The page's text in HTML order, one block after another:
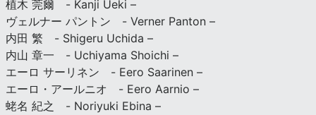
植木 莞爾 - Kanji Ueki –
ヴェルナー パントン - Verner Panton –
内田 繁 - Shigeru Uchida –
内山 章一 - Uchiyama Shoichi –
エーロ サーリネン - Eero Saarinen –
エーロ・アールニオ - Eero Aarnio –
蛯名 紀之 - Noriyuki Ebina –